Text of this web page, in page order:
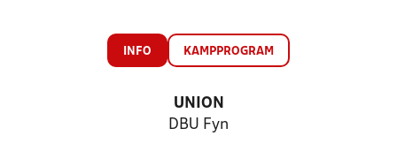
INFO KAMPPROGRAM
UNION
DBU Fyn